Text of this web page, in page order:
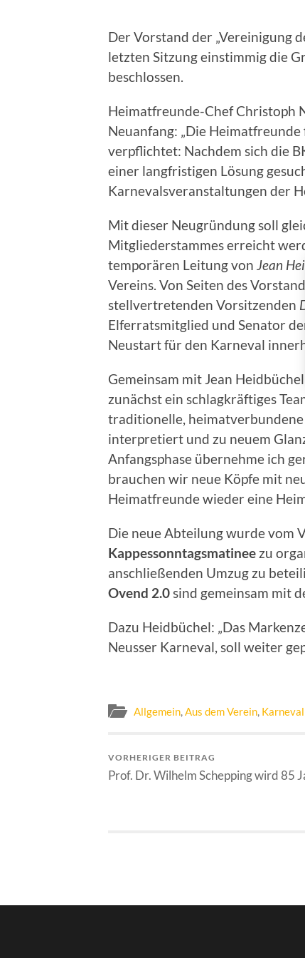
Der Vorstand der „Vereinigung
letzten Sitzung einstimmig die
beschlossen.
Heimatfreunde-Chef Christoph
Neuanfang: „Die
verpflichtet: Nachdem sich die
einer langfristigen Lösung
Karnevalsveranstaltungen der
Mit dieser Neugründung soll
Mitgliederstammes erreicht
temporären Leitung von Jean
Vereins. Von Seiten des
stellvertretenden Vorsitzenden
Elferratsmitglied und Senator
Neustart für den Karneval
Gemeinsam mit Jean
zunächst ein schlagkräftiges
traditionelle,
interpretiert und zu neuem
Anfangsphase übernehme ich
brauchen wir neue Köpfe mit
Heimatfreunde wieder eine
Die neue Abteilung wurde vom
Kappessonntagsmatinee zu
anschließenden Umzug zu
Ovend 2.0 sind gemeinsam mit
Dazu Heidbüchel: „Das
Neusser Karneval, soll weiter
Allgemein,Aus dem Verein, Karneval
VORHERIGER BEITRAG
Prof. Dr. Wilhelm Schepping wird 85